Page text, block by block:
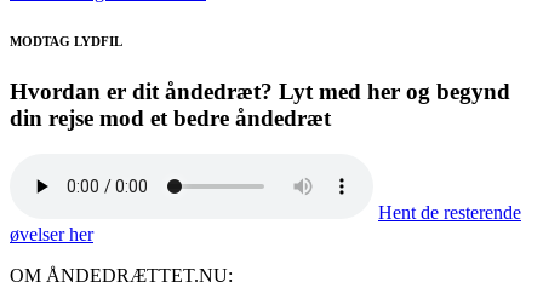
MODTAG LYDFIL
Hvordan er dit åndedræt? Lyt med her og begynd
din rejse mod et bedre åndedræt
Hent de resterende
øvelser her
OM ÅNDEDRÆTTET.NU: